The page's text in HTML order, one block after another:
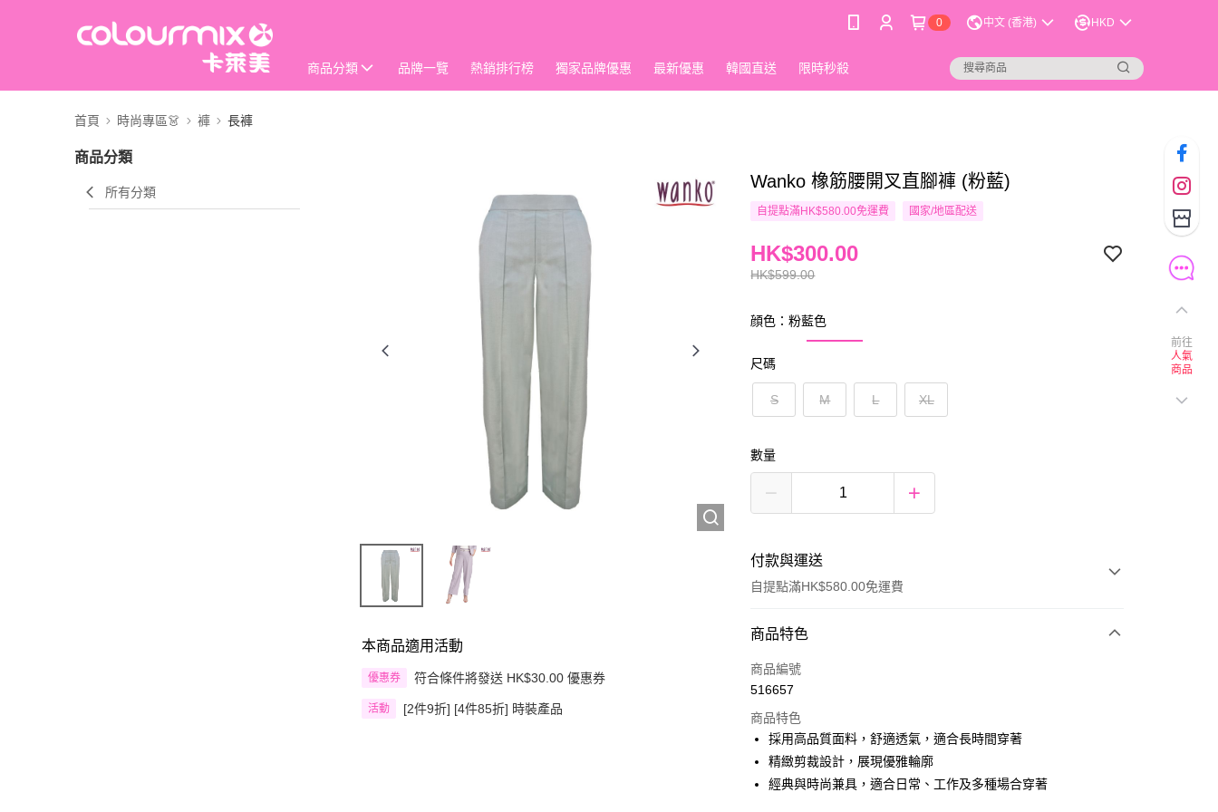
0 中文 (香港) HKD
商品分類 品牌一覽 熱銷排行榜 獨家品牌優惠 最新優惠 韓國直送 限時秒殺
首頁 時尚專區👗 褲 長褲
商品分類
所有分類
本商品適用活動
優惠券 符合條件將發送 HK$30.00 優惠券
活動 [2件9折] [4件85折] 時裝產品
Wanko 橡筋腰開叉直腳褲 (粉藍)
自提點滿HK$580.00免運費 國家/地區配送
HK$599.00
HK$300.00
顔色：粉藍色
尺碼
S M L XL
數量
付款與運送
自提點滿HK$580.00免運費
付款方式
信用卡
Google Pay
AlipayHK
商品特色
商品編號
516657
商品特色
採用高品質面料，舒適透氣，適合長時間穿著
精緻剪裁設計，展現優雅輪廓
經典與時尚兼具，適合日常、工作及多種場合穿著
前往
人氣
商品